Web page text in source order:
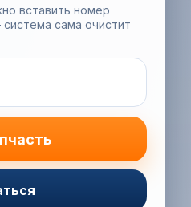
вставить номер
сама очистит